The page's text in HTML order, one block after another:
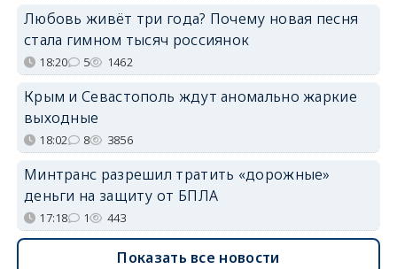
Любовь живёт три года? Почему новая песня
стала гимном тысяч россиянок
18:20 5 1462
Крым и Севастополь ждут аномально жаркие
выходные
18:02 8 3856
Минтранс разрешил тратить «дорожные»
деньги на защиту от БПЛА
17:18 1 443
Показать все новости